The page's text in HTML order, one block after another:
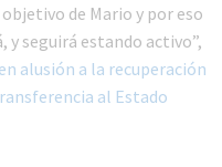
de Mario y por eso
y seguirá estando activo”,
en alusión a la recuperación
al Estado